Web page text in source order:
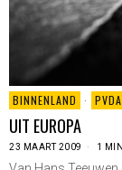
BINNENLAND · PVDA
UIT EUROPA
23 MAART 2009 1